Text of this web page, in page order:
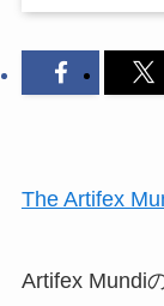
The Artifex
Artifex Mundi